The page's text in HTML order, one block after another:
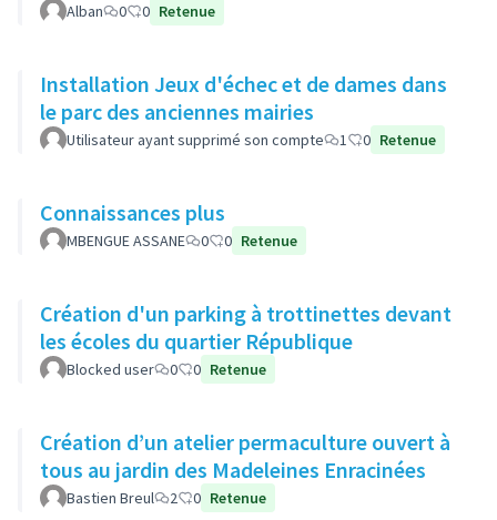
Alban 0 0 Retenue
Installation Jeux d'échec et de dames dans
le parc des anciennes mairies
Utilisateur ayant supprimé son compte 1 0 Retenue
Connaissances plus
MBENGUE ASSANE 0 0 Retenue
Création d'un parking à trottinettes devant
les écoles du quartier République
Blocked user 0 0 Retenue
Création d’un atelier permaculture ouvert à
tous au jardin des Madeleines Enracinées
Bastien Breul 2 0 Retenue